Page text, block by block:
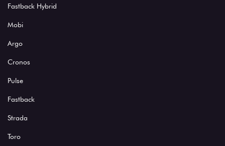
Fastback Hybrid
Mobi
Argo
Cronos
Pulse
Fastback
Strada
Toro